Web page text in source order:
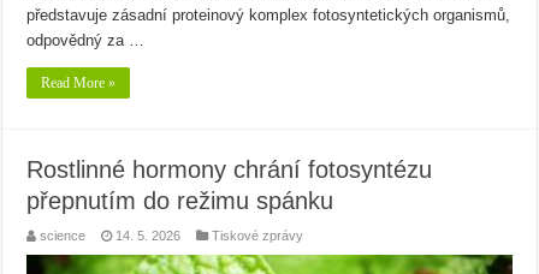
představuje zásadní proteinový komplex fotosyntetických organismů,
odpovědný za …
Read More »
Rostlinné hormony chrání fotosyntézu
přepnutím do režimu spánku
science 14. 5. 2026 Tiskové zprávy